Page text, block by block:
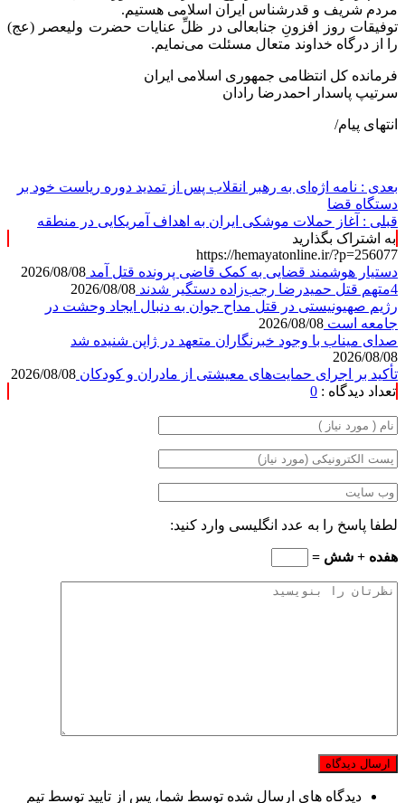
مردم شریف و قدرشناس ایران اسلامی هستیم.
توفیقات روز افزونِ جنابعالی در ظلِّ عنایات حضرت ولیعصر (عج)
را از درگاه خداوند متعال مسئلت می‌نمایم.
فرمانده کل انتظامی جمهوری اسلامی ایران
سرتیپ پاسدار احمدرضا رادان
انتهای پیام/
بعدی : نامه اژه‌ای به رهبر انقلاب پس از تمدید دوره ریاست خود بر
دستگاه قضا
قبلی : آغاز حملات موشکی ایران به اهداف آمریکایی در منطقه
به اشتراک بگذارید
https://hemayatonline.ir/?p=256077
دستیار هوشمند قضایی به کمک قاضی پرونده قتل آمد 2026/08/08
4متهم قتل حمیدرضا رجب‌زاده دستگیر شدند
2026/08/08
رژیم صهیونیستی در قتل مداح جوان به دنبال ایجاد وحشت در
جامعه است 2026/08/08
صدای میناب با وجود خبرنگاران متعهد در ژاپن شنیده شد
2026/08/08
تأکید بر اجرای حمایت‌های معیشتی از مادران و کودکان 2026/08/08
تعداد دیدگاه : 0
لطفا پاسخ را به عدد انگلیسی وارد کنید:
هفده + شش =
دیدگاه های ارسال شده توسط شما، پس از تایید توسط تیم